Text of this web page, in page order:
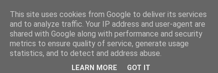
Badiale & Tringali
This site uses cookies from Google to deliver its services
and to analyze traffic. Your IP address and user-agent are
shared with Google along with performance and security
metrics to ensure quality of service, generate usage
statistics, and to detect and address abuse.
LEARN MORE GOT IT